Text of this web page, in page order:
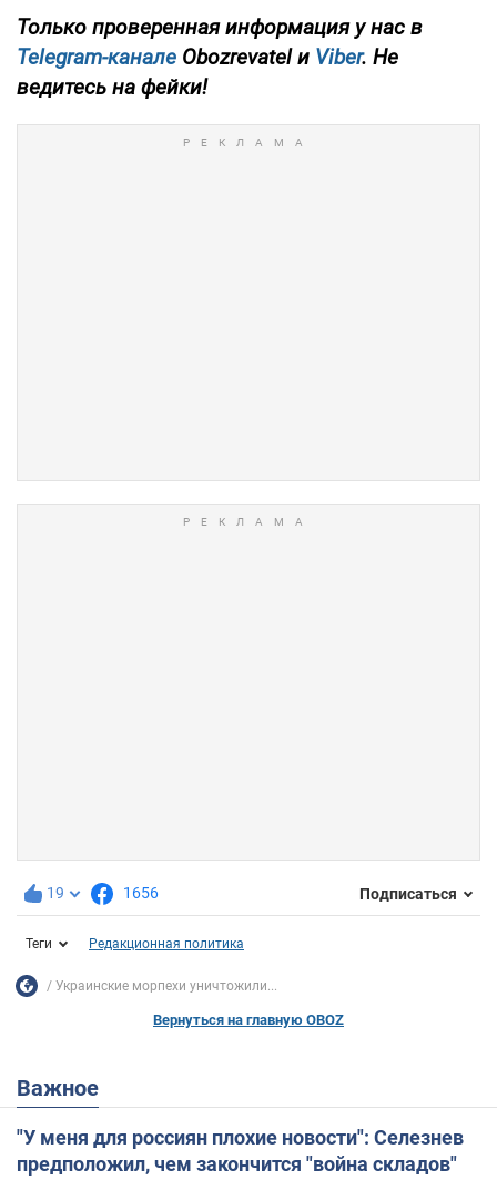
Только проверенная информация у нас в
Telegram-канале Obozrevatel и Viber. Не
ведитесь на фейки!
19 1656 Подписаться
Теги Редакционная политика
Украинские морпехи уничтожили...
Вернуться на главную OBOZ
Важное
"У меня для россиян плохие новости": Селезнев
предположил, чем закончится "война складов"